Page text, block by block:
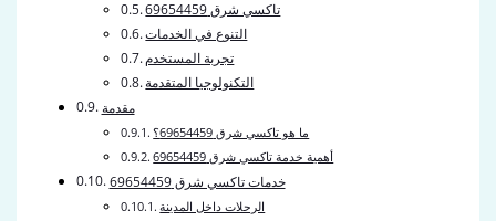
تاكسي شرق 69654459
التنوع في الخدمات
تجربة المستخدم
التكنولوجيا المتقدمة
مقدمة
ما هو تاكسي شرق 69654459؟
أهمية خدمة تاكسي شرق 69654459
خدمات تاكسي شرق 69654459
الرحلات داخل المدينة